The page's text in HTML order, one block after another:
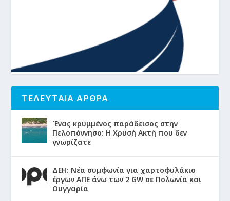
ΤΕΛΕΥΤΑΙΑ ΑΡΘΡΑ
Ένας κρυμμένος παράδεισος στην
Πελοπόννησο: Η Χρυσή Ακτή που δεν
γνωρίζατε
ΔΕΗ: Νέα συμφωνία για χαρτοφυλάκιο
έργων ΑΠΕ άνω των 2 GW σε Πολωνία και
Ουγγαρία